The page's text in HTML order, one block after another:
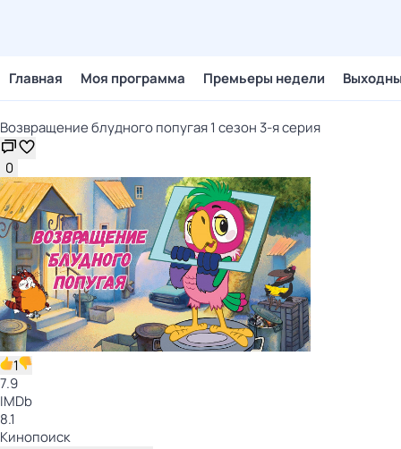
Главная Моя программа Премьеры недели
Возвращение блудного попугая 1 сезон 3-я серия
0
1
7.9
IMDb
8.1
Кинопоиск